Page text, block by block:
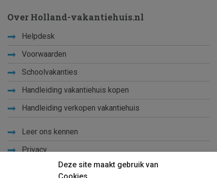
Deze site maakt gebruik van
Over Holland-vakantiehuis.nl
Helpdesk
Voorwaarden
Schoolvakanties
Handleiding vakantiehuis kopen
Handleiding verkopen vakantiehuis
Leer ons kennen
Privacy